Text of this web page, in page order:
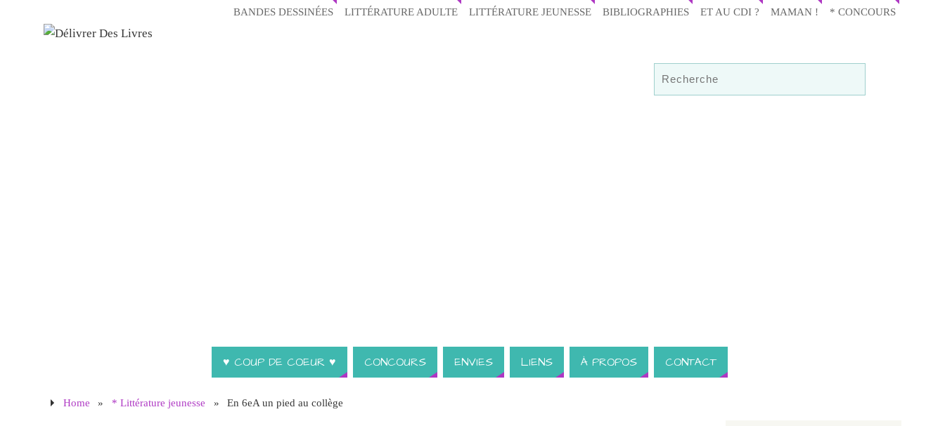
BANDES DESSINÉES LITTÉRATURE ADULTE LITTÉRATURE JEUNESSE BIBLIOGRAPHIES ET AU CDI ? MAMAN ! * CONCOURS
♥ COUP DE COEUR ♥ CONCOURS ENVIES LIENS À PROPOS CONTACT
Home » * Littérature jeunesse » En 6eA un pied au collège